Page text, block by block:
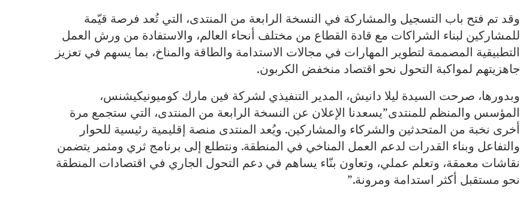
وقد تم فتح باب التسجيل والمشاركة في النسخة الرابعة من المنتدى، التي تُعد فرصة قيّمة
للمشاركين لبناء الشراكات مع قادة القطاع من مختلف أنحاء العالم، والاستفادة من ورش العمل
التطبيقية المصممة لتطوير المهارات في مجالات الاستدامة والطاقة والمناخ، بما يسهم في تعزيز
جاهزيتهم لمواكبة التحول نحو اقتصاد منخفض الكربون.
وبدورها، صرحت السيدة ليلا دانيش، المدير التنفيذي لشركة فين مارك كوميونيكيشنس،
المؤسس والمنظم للمنتدى”يسعدنا الإعلان عن النسخة الرابعة من المنتدى، التي ستجمع مرة
أخرى نخبة من المتحدثين والشركاء والمشاركين. ويُعد المنتدى منصة إقليمية رئيسية للحوار
والتفاعل وبناء القدرات لدعم العمل المناخي في المنطقة. ونتطلع إلى برنامج ثري ومثمر يتضمن
نقاشات معمقة، وتعلم عملي، وتعاون بنّاء يساهم في دعم التحول الجاري في اقتصادات المنطقة
نحو مستقبل أكثر استدامة ومرونة.”